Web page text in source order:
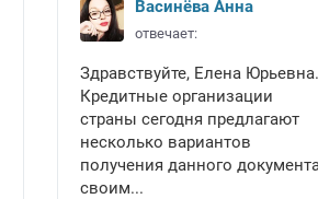
Васинёва Анна
отвечает:
Здравствуйте, Елена Юрьевна.
Кредитные организации
страны сегодня предлагают
несколько вариантов
получения данного
своим...